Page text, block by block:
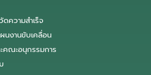
ดความสำเร็จ
นงานขับเคลื่อน
คณะอนุกรรมการ